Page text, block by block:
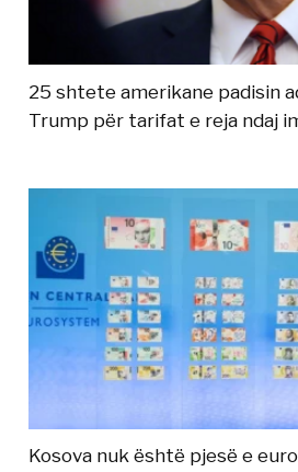
25 shtete amerikane padisin
Trump për tarifat e reja ndaj
Kosova nuk është pjesë e